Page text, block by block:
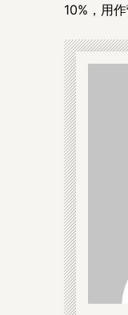
10%，用